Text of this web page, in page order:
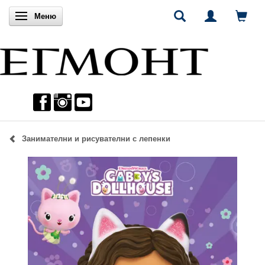
Включи навигацията
Меню
Занимателни и рисувателни с лепенки